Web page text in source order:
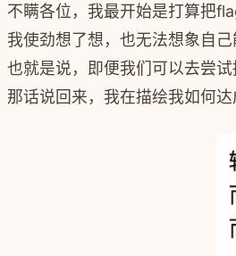
不瞒各位，我最开始是打算把
我使劲想了想，也无法想象自
也就是说，即便我们可以去尝
那话说回来，我在描绘我如何